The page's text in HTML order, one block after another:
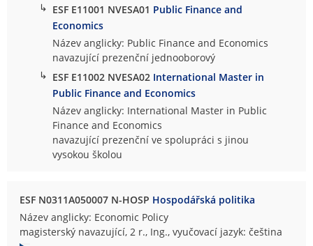
↳ ESF E11001 NVESA01 Public Finance and
Economics
Název anglicky: Public Finance and Economics
navazující prezenční jednooborový
↳ ESF E11002 NVESA02 International Master in
Public Finance and Economics
Název anglicky: International Master in Public
Finance and Economics
navazující prezenční ve spolupráci s jinou
vysokou školou
ESF N0311A050007 N-HOSP Hospodářská politika
Název anglicky: Economic Policy
magisterský navazující, 2 r., Ing., vyučovací jazyk: čeština